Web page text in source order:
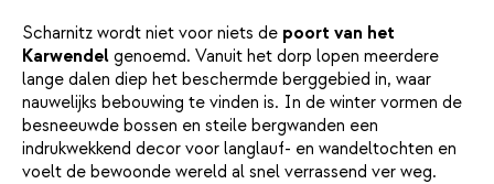
Scharnitz wordt niet voor niets de poort van het
Karwendel genoemd. Vanuit het dorp lopen meerdere
lange dalen diep het beschermde berggebied in, waar
nauwelijks bebouwing te vinden is. In de winter vormen de
besneeuwde bossen en steile bergwanden een
indrukwekkend decor voor langlauf- en wandeltochten en
voelt de bewoonde wereld al snel verrassend ver weg.